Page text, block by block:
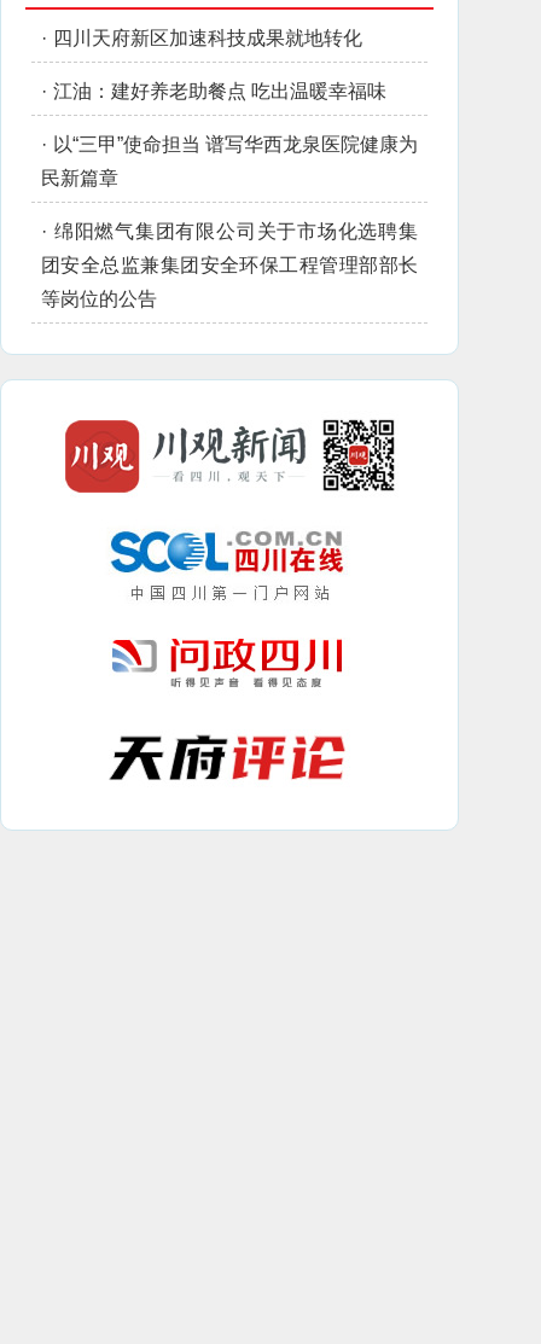
· 四川天府新区加速科技成果就地转化
· 江油：建好养老助餐点 吃出温暖幸福味
· 以“三甲”使命担当 谱写华西龙泉医院健康为
民新篇章
· 绵阳燃气集团有限公司关于市场化选聘集
团安全总监兼集团安全环保工程管理部部长
等岗位的公告